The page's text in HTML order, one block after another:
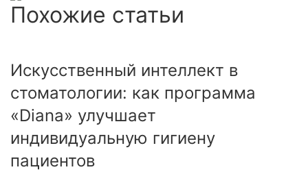
Похожие статьи
Искусственный интеллект в
стоматологии: как программа
«Diana» улучшает
индивидуальную гигиену
пациентов